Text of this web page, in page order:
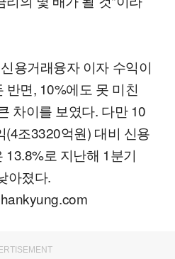
용거래융자 이자 수익이
반면, 10%에도 못 미친
차이를 보였다. 다만 10
(4조3320억원) 대비 신용
13.8%로 지난해 1분기
아졌다.